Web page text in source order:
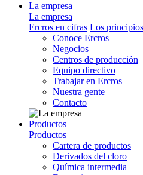
La empresa
La empresa
Ercros en cifras Los
Conoce Ercros
Negocios
Centros de producción
Equipo directivo
Trabajar en Ercros
Nuestra gente
Contacto
Productos
Productos
Cartera de productos
Derivados del cloro
Química intermedia